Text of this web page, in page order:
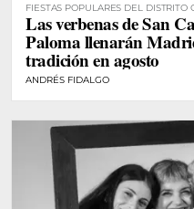
FIESTAS POPULARES DEL DISTRITO
Las verbenas de San
Paloma llenarán
tradición en agosto
ANDRÉS FIDALGO